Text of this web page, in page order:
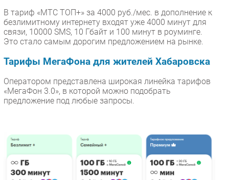
В тариф «МТС ТОП+» за 4000 руб./мес. в дополнение к
безлимитному интернету входят уже 4000 минут для
связи, 10000 SMS, 10 Гбайт и 100 минут в роуминге.
Это стало самым дорогим предложением на рынке.
Тарифы МегаФона для жителей Хабаровска
Оператором представлена широкая линейка тарифов
«МегаФон 3.0», в которой можно подобрать
предложение под любые запросы.